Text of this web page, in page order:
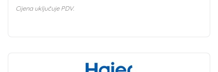
Cijena uključuje PDV.